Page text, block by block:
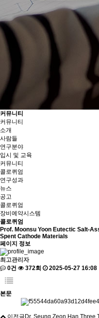
커뮤니티
커뮤니티
소개
사람들
연구분야
입시 및 교육
커뮤니티
콜로퀴엄
연구성과
뉴스
공고
콜로퀴엄
장비예약시스템
콜로퀴엄
Prof. Moonsu Yoon Eutectic Salt-
Spent Cathode Materials
페이지 정보
최고관리자
0건
372회 2025-05-27 16:08
본문
이전글 Dr. Seung Zeon Han Three